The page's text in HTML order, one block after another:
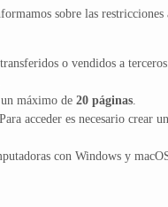
sobre las restricciones
o vendidos a
máximo de 20 páginas.
acceder es necesario crear
con Windows y